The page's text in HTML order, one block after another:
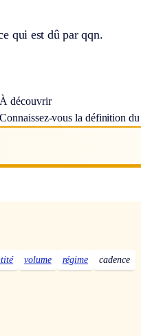
qui est dû par qqn.
À découvrir
Connaissez-vous la définition
volume régime cadence